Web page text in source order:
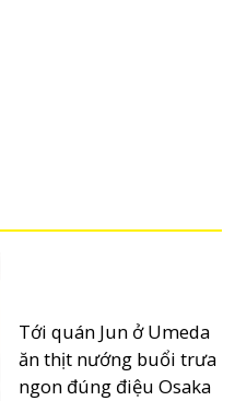
Tới quán Jun ở Umeda
ăn thịt nướng buổi trưa
ngon đúng điệu Osaka